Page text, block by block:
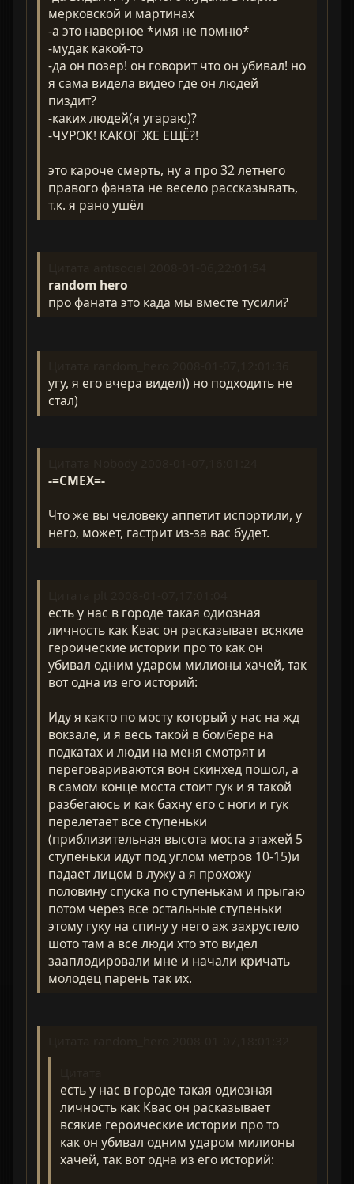
мерковской и мартинах
-а это наверное *имя не помню*
-мудак какой-то
-да он позер! он говорит что он убивал! но
я сама видела видео где он людей
пиздит?
-каких людей(я угараю)?
-ЧУРОК! КАКОГ ЖЕ ЕЩЁ?!
это кароче смерть, ну а про 32 летнего
правого фаната не весело рассказывать,
т.к. я рано ушёл
random hero
про фаната это када мы вместе тусили?
угу, я его вчера видел)) но подходить не
стал)
-=CMEX=-
Что же вы человеку аппетит испортили, у
него, может, гастрит из-за вас будет.
есть у нас в городе такая одиозная
личность как Квас он расказывает всякие
героические истории про то как он
убивал одним ударом милионы хачей, так
вот одна из его историй:
Иду я както по мосту который у нас на жд
вокзале, и я весь такой в бомбере на
подкатах и люди на меня смотрят и
переговариваются вон скинхед пошол, а
в самом конце моста стоит гук и я такой
разбегаюсь и как бахну его с ноги и гук
перелетает все ступеньки
(приблизительная высота моста этажей 5
ступеньки идут под углом метров 10-15)и
падает лицом в лужу а я прохожу
половину спуска по ступенькам и прыгаю
потом через все остальные ступеньки
этому гуку на спину у него аж захрустело
шото там а все люди хто это видел
зааплодировали мне и начали кричать
молодец парень так их.
есть у нас в городе такая одиозная
личность как Квас он расказывает
всякие героические истории про то
как он убивал одним ударом милионы
хачей, так вот одна из его историй: